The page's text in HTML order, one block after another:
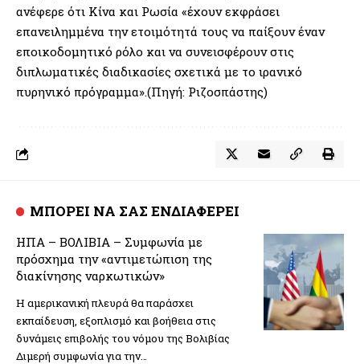
ανέφερε ότι Κίνα και Ρωσία «έχουν εκφράσει
επανειλημμένα την ετοιμότητά τους να παίξουν έναν
εποικοδομητικό ρόλο και να συνεισφέρουν στις
διπλωματικές διαδικασίες σχετικά με το ιρανικό
πυρηνικό πρόγραμμα».(Πηγή: Ριζοσπάστης)
ΜΠΟΡΕΙ ΝΑ ΣΑΣ ΕΝΔΙΑΦΕΡΕΙ
ΗΠΑ – ΒΟΛΙΒΙΑ – Συμφωνία με
πρόσχημα την «αντιμετώπιση της
διακίνησης ναρκωτικών»
Η αμερικανική πλευρά θα παράσχει
εκπαίδευση, εξοπλισμό και βοήθεια στις
δυνάμεις επιβολής του νόμου της Βολιβίας
Διμερή συμφωνία για την…